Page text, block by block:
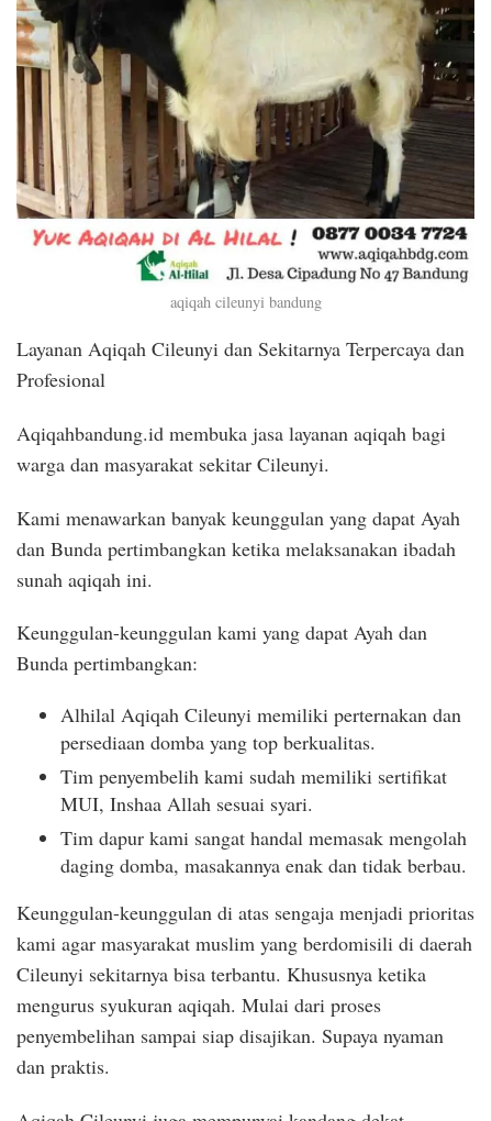
aqiqah cileunyi bandung
Layanan Aqiqah Cileunyi dan Sekitarnya Terpercaya dan
Profesional
Aqiqahbandung.id membuka jasa layanan aqiqah bagi
warga dan masyarakat sekitar Cileunyi.
Kami menawarkan banyak keunggulan yang dapat Ayah
dan Bunda pertimbangkan ketika melaksanakan ibadah
sunah aqiqah ini.
Keunggulan-keunggulan kami yang dapat Ayah dan
Bunda pertimbangkan:
Alhilal Aqiqah Cileunyi memiliki perternakan dan
persediaan domba yang top berkualitas.
Tim penyembelih kami sudah memiliki sertifikat
MUI, Inshaa Allah sesuai syari.
Tim dapur kami sangat handal memasak mengolah
daging domba, masakannya enak dan tidak berbau.
Keunggulan-keunggulan di atas sengaja menjadi prioritas
kami agar masyarakat muslim yang berdomisili di daerah
Cileunyi sekitarnya bisa terbantu. Khususnya ketika
mengurus syukuran aqiqah. Mulai dari proses
penyembelihan sampai siap disajikan. Supaya nyaman
dan praktis.